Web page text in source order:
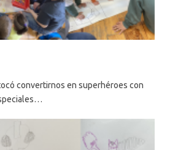
convertirnos en superhéroes con